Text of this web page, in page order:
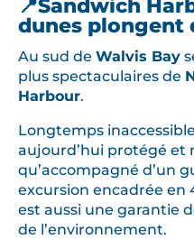
📍Sandwich
dunes plongent
Au sud de Walvis Bay
plus spectaculaires de
Harbour.
Longtemps
aujourd’hui protégé et
qu’accompagné d’un
excursion encadrée en
est aussi une garantie
de l’environnement.